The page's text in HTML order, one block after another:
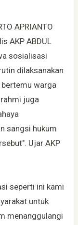
APRIANTO
AKP ABDUL
sosialisasi
dilaksanakan
warga
juga
sangsi hukum
Ujar AKP
seperti ini kami
untuk
menanggulangi